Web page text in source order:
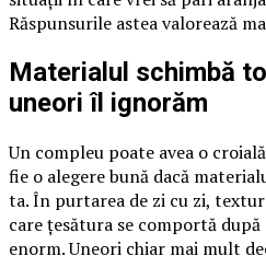
Răspunsurile astea valorează
Materialul schimbă
uneori îl ignorăm
Un compleu poate avea o
fie o alegere bună dacă
ta. În purtarea de zi cu zi,
care țesătura se comportă
enorm. Uneori chiar mai mult